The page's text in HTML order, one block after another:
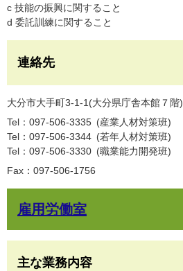
c 技能の振興に関すること
d 委託訓練に関すること
連絡先
大分市大手町3-1-1(大分県庁舎本館７階)
Tel：097-506-3335
産業人材対策班
Tel：097-506-3344
若年人材対策班
Tel：097-506-3330
職業能力開発班
Fax：097-506-1756
雇用労働室
主な業務内容